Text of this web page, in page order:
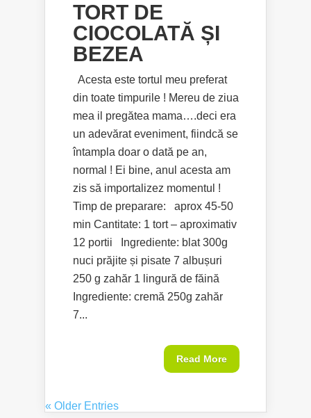
TORT DE
CIOCOLATĂ ȘI
BEZEA
Acesta este tortul meu preferat
din toate timpurile ! Mereu de ziua
mea il pregătea mama….deci era
un adevărat eveniment, fiindcă se
întampla doar o dată pe an,
normal ! Ei bine, anul acesta am
zis să importalizez momentul !
Timp de preparare: aprox 45-50
min Cantitate: 1 tort – aproximativ
12 portii Ingrediente: blat 300g
nuci prăjite și pisate 7 albușuri
250 g zahăr 1 lingură de făină
Ingrediente: cremă 250g zahăr
7...
Read More
« Older Entries